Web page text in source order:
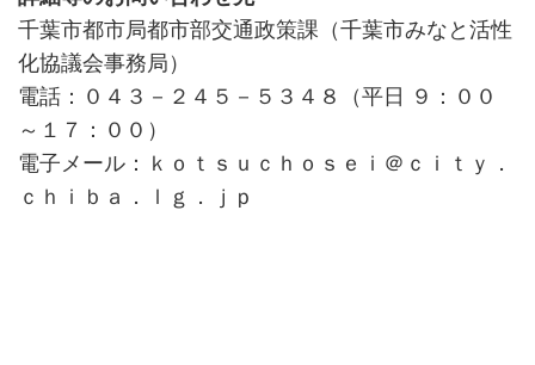
千葉市都市局都市部交通政策課（千葉市みなと活性
化協議会事務局）
電話：０４３－２４５－５３４８（平日 ９：００
～１７：００）
電子メール：ｋｏｔｓｕｃｈｏｓｅｉ＠ｃｉｔｙ．
ｃｈｉｂａ．ｌｇ．ｊｐ